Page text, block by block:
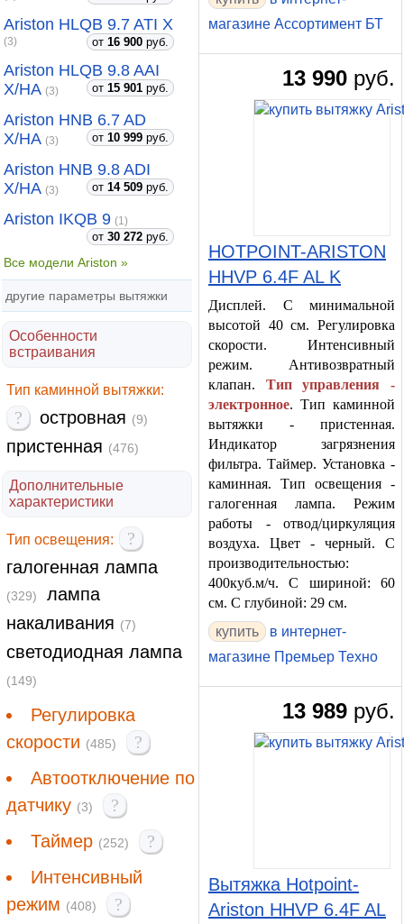
Ariston HLQB 9.7 ATI X
(3) от 16 900 руб.
Ariston HLQB 9.8 AAI
X/HA (3) от 15 901 руб.
Ariston HNB 6.7 AD
X/HA (3) от 10 999 руб.
Ariston HNB 9.8 ADI
X/HA (3) от 14 509 руб.
Ariston IKQB 9 (1)
от 30 272 руб.
Все модели Ariston »
другие параметры вытяжки
Особенности
встраивания
Тип каминной вытяжки:
? островная (9)
пристенная (476)
Дополнительные
характеристики
Тип освещения:
?
галогенная лампа
(329)
лампа
накаливания (7)
светодиодная лампа
(149)
Регулировка
скорости (485)
?
Автоотключение по
датчику (3)
?
Таймер (252)
?
Интенсивный
режим (408)
?
магазине Ассортимент БТ
13 990 руб.
HOTPOINT-ARISTON
HHVP 6.4F AL K
Дисплей. С минимальной
высотой 40 см. Регулировка
скорости. Интенсивный
режим. Антивозвратный
клапан. Тип управления -
электронное. Тип каминной
вытяжки - пристенная.
Индикатор загрязнения
фильтра. Таймер. Установка -
каминная. Тип освещения -
галогенная лампа. Режим
работы - отвод/циркуляция
воздуха. Цвет - черный. С
производительностью:
400куб.м/ч. С шириной: 60
см. С глубиной: 29 см.
в интернет-
магазине Премьер Техно
13 989 руб.
Вытяжка Hotpoint-
Ariston HHVP 6.4F AL